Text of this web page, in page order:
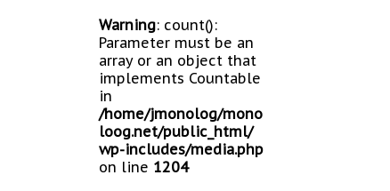
Warning: count():
Parameter must be an
array or an object that
implements Countable
in
/home/jmonolog/mono
loog.net/public_html/
wp-includes/media.php
on line 1204